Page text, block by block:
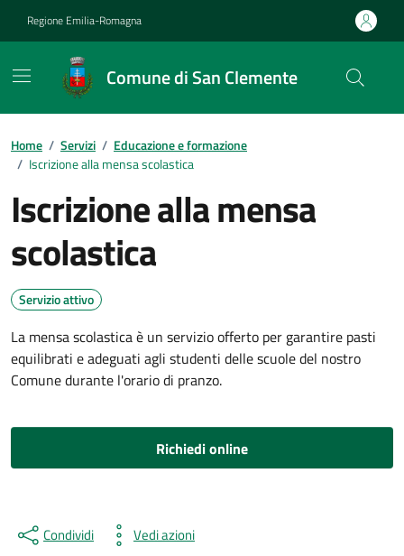
Regione Emilia-Romagna
Comune di San Clemente
Contenuti in evidenza
Home / Servizi / Educazione e formazione
/ Iscrizione alla mensa scolastica
Iscrizione alla mensa
scolastica
Servizio attivo
La mensa scolastica è un servizio offerto per garantire pasti
equilibrati e adeguati agli studenti delle scuole del nostro
Comune durante l'orario di pranzo.
Richiedi online
Condividi Vedi azioni